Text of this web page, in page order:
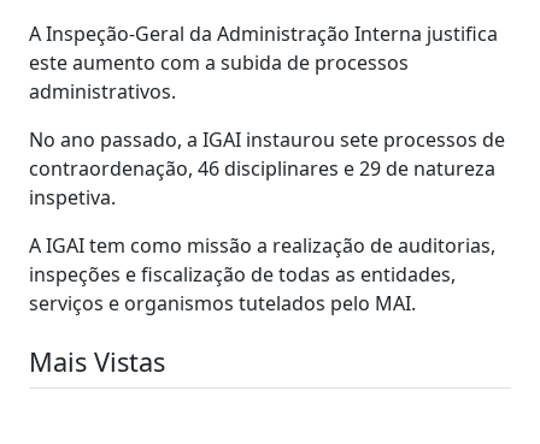
A Inspeção-Geral da Administração Interna justifica
este aumento com a subida de processos
administrativos.
No ano passado, a IGAI instaurou sete processos de
contraordenação, 46 disciplinares e 29 de natureza
inspetiva.
A IGAI tem como missão a realização de auditorias,
inspeções e fiscalização de todas as entidades,
serviços e organismos tutelados pelo MAI.
Mais Vistas